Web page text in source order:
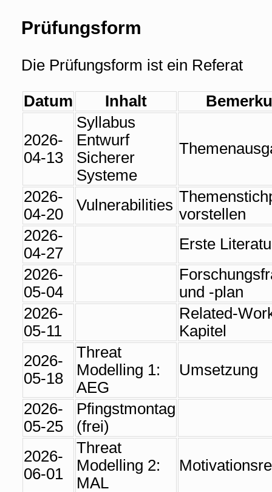
Prüfungsform
Die Prüfungsform ist ein Referat
Datum Inhalt
2026-
04-13
Syllabus
Entwurf
Sicherer
Systeme
2026-
04-20
Vulnerabilities
vorstellen
2026-
04-27
Erste
2026-
05-04
und -plan
2026-
05-11
Related-
Kapitel
2026-
05-18
Threat
Modelling 1:
AEG
Umsetzung
2026-
05-25
Pfingstmontag
(frei)
2026-
06-01
Threat
Modelling 2:
MAL